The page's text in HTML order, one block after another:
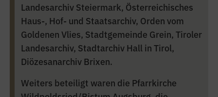
Landesarchiv Steiermark, Österreichisches
Haus-, Hof- und Staatsarchiv, Orden vom
Goldenen Vlies, Stadtgemeinde Grein, Tiroler
Landesarchiv, Stadtarchiv Hall in Tirol,
Diözesanarchiv Brixen.
Weiters beteiligt waren die Pfarrkirche